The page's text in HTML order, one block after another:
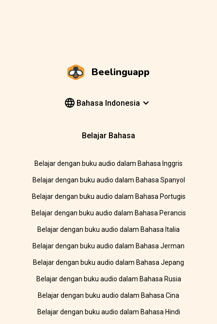
Beelinguapp
Bahasa Indonesia
Belajar Bahasa
Belajar dengan buku audio dalam Bahasa Inggris
Belajar dengan buku audio dalam Bahasa Spanyol
Belajar dengan buku audio dalam Bahasa Portugis
Belajar dengan buku audio dalam Bahasa Perancis
Belajar dengan buku audio dalam Bahasa Italia
Belajar dengan buku audio dalam Bahasa Jerman
Belajar dengan buku audio dalam Bahasa Jepang
Belajar dengan buku audio dalam Bahasa Rusia
Belajar dengan buku audio dalam Bahasa Cina
Belajar dengan buku audio dalam Bahasa Hindi